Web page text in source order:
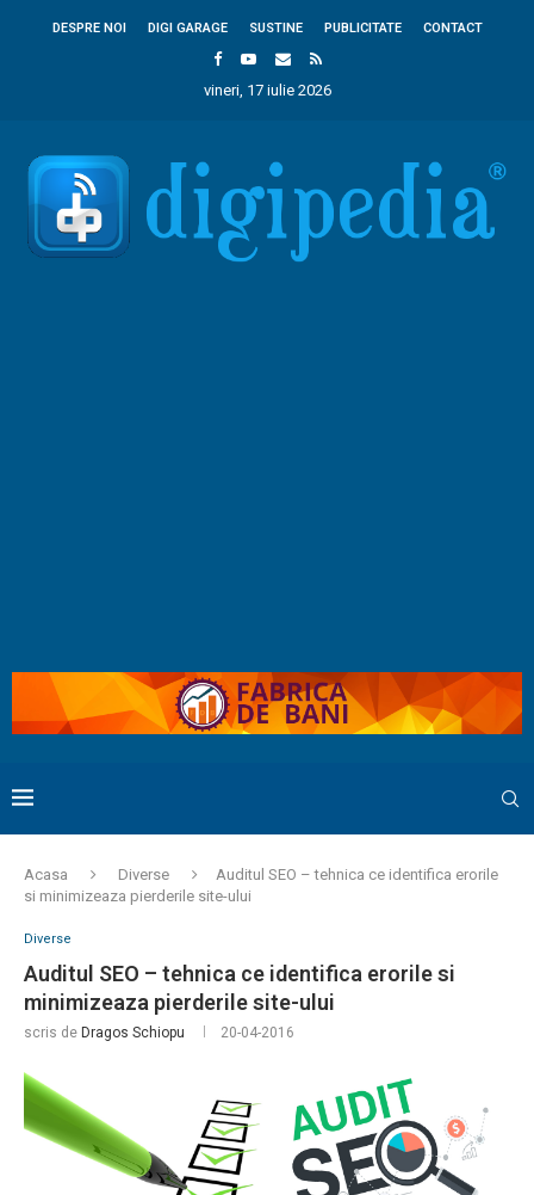
DESPRE NOI DIGI GARAGE SUSTINE PUBLICITATE CONTACT
vineri, 17 iulie 2026
Acasa Diverse
Auditul SEO – tehnica ce identifica erorile
si minimizeaza pierderile site-ului
Diverse
Auditul SEO – tehnica ce identifica erorile si
minimizeaza pierderile site-ului
scris de Dragos Schiopu 20-04-2016